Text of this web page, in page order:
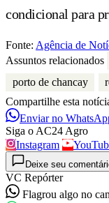
condicional para
Fonte: Agência de
Assuntos relacionados
porto de chancay
Compartilhe esta
Enviar no
Siga o AC24 Agro
Instagram
Deixe seu
VC Repórter
Flagrou algo no